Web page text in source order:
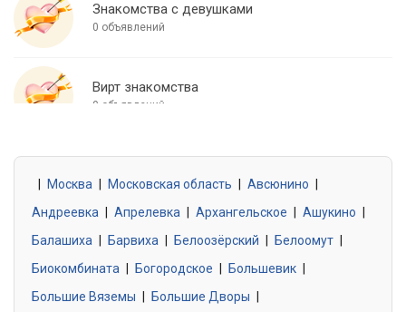
Знакомства с девушками
0 объявлений
Вирт знакомства
0 объявлений
0 объявлений
Знакомства без обязательств
0 объявлений
Москва Московская область Авсюнино
Андреевка
Апрелевка Архангельское Ашукино
Балашиха
Барвиха Белоозёрский Белоомут
Биокомбината
Богородское Большевик
Большие Вяземы
Большие Дворы